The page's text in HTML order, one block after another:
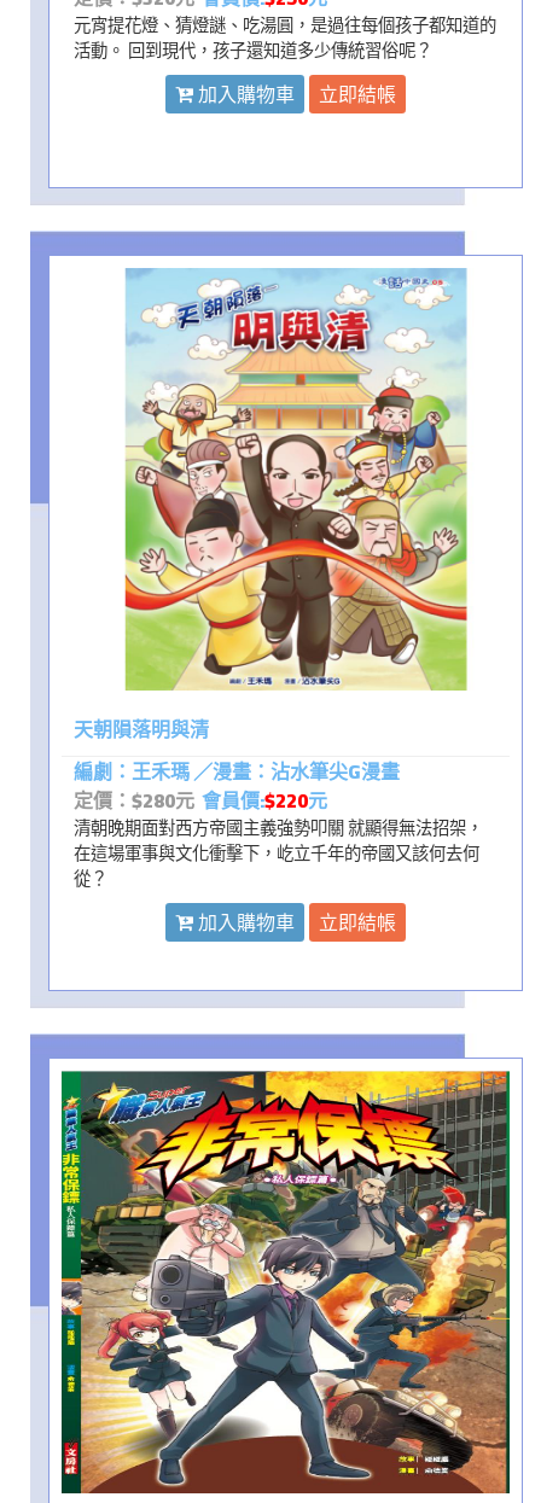
元宵提花燈、猜燈謎、吃湯圓，是過往每個孩子都知道的
活動。 回到現代，孩子還知道多少傳統習俗呢？
加入購物車 立即結帳
天朝隕落明與清
編劇：王禾瑪 ／漫畫：沾水筆尖G漫畫
定價：$280元 會員價:$220元
清朝晚期面對西方帝國主義強勢叩關 就顯得無法招架，
在這場軍事與文化衝擊下，屹立千年的帝國又該何去何
從？
加入購物車 立即結帳